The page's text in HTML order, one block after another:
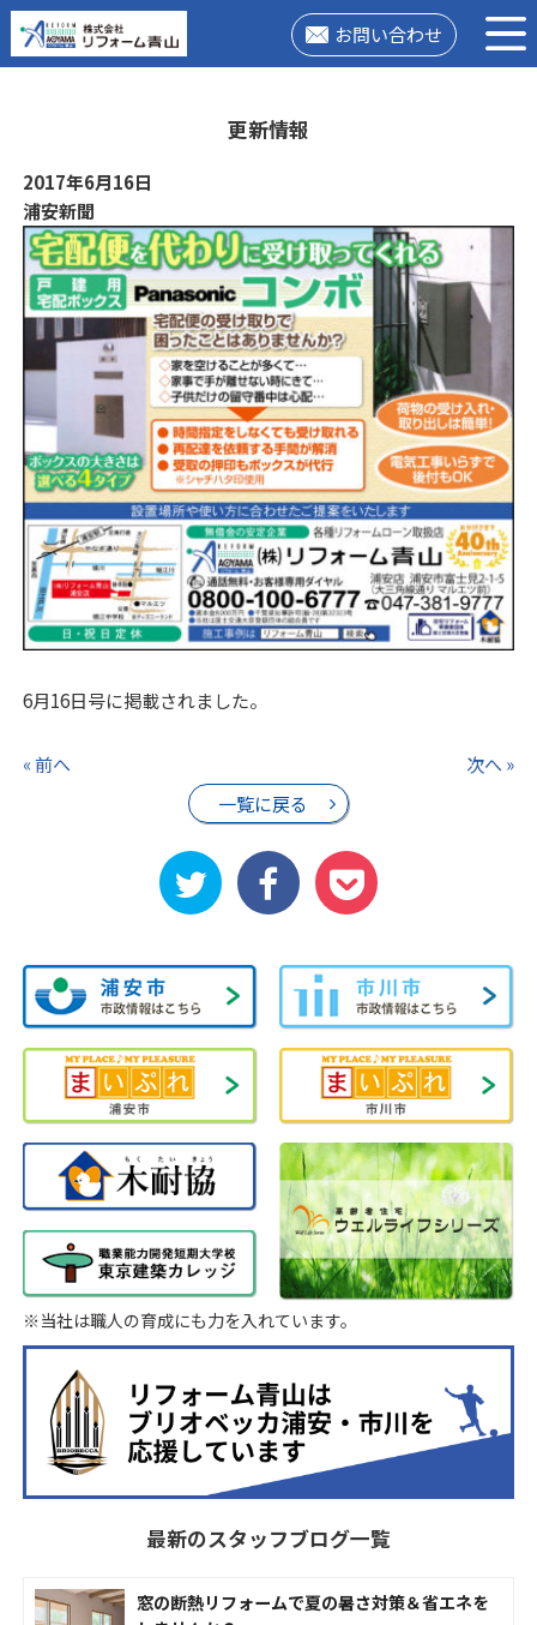
お問い合わせ
更新情報
2017年6月16日
浦安新聞
6月16日号に掲載されました。
« 前へ
一覧に戻る
次へ »
※当社は職人の育成にも力を入れています。
最新のスタッフブログ一覧
窓の断熱リフォームで夏の暑さ対策＆省エネを